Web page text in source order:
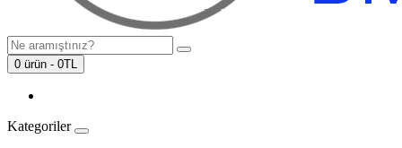
0 ürün - 0TL
Kategoriler